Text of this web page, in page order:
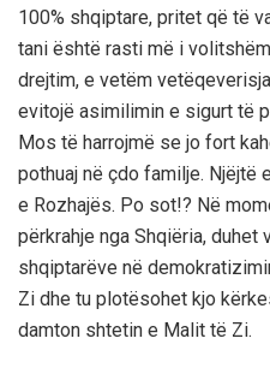
100% shqiptare, pritet që të
tani është rasti më i
drejtim, e vetëm
evitojë asimilimin e sigurt të
Mos të harrojmë se jo fort
pothuaj në çdo familje. Njëjtë
e Rozhajës. Po sot!? Në
përkrahje nga Shqiëria,
shqiptarëve në
Zi dhe tu plotësohet kjo
damton shtetin e Malit të Zi.